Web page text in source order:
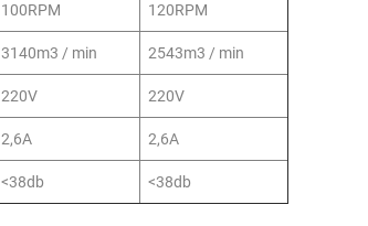
100RPM 120RPM
3140m3 / min 2543m3 / min
220V 220V
2,6A 2,6A
<38db <38db